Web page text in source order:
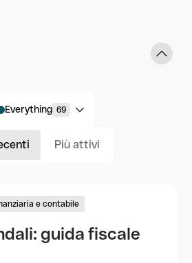
Everything 69
Più attivi
e contabile
guida fiscale